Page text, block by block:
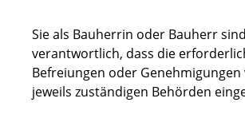
Sie als Bauherrin oder Bauherr
verantwortlich, dass die
Befreiungen oder Genehmigungen
jeweils zuständigen Behörden